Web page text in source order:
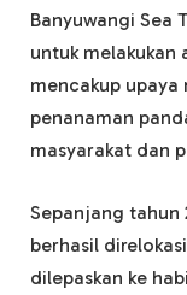
Banyuwangi Sea
untuk melakukan
mencakup upaya
penanaman
masyarakat dan
Sepanjang tahun
berhasil
dilepaskan ke